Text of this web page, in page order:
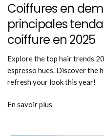
Coiffures en
principales
coiffure en 2025
Explore the top hair trends
espresso hues. Discover the
refresh your look this year!
En savoir plus